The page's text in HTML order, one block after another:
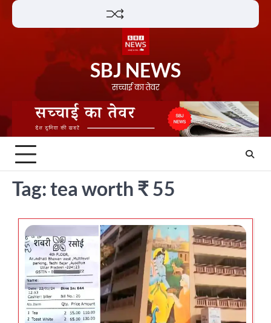
Skip
SBJ NEWS
सच्चाई का तेवर
Tag:tea worth ₹ 55